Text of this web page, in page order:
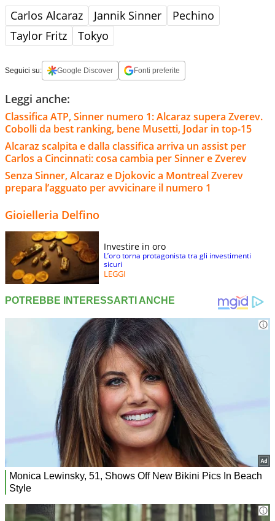
Carlos Alcaraz Jannik Sinner
Pechino
Taylor Fritz
Tokyo
Seguici su: Google Discover Fonti preferite
Leggi anche:
Classifica ATP, Sinner numero 1: Alcaraz supera Zverev.
Cobolli da best ranking, bene Musetti, Jodar in top-15
Alcaraz scalpita e dalla classifica arriva un assist per
Carlos a Cincinnati: cosa cambia per Sinner e Zverev
Senza Sinner, Alcaraz e Djokovic a Montreal Zverev
prepara l’agguato per avvicinare il numero 1
Gioielleria Delfino
Investire in oro
L’oro torna protagonista tra gli investimenti
sicuri
LEGGI